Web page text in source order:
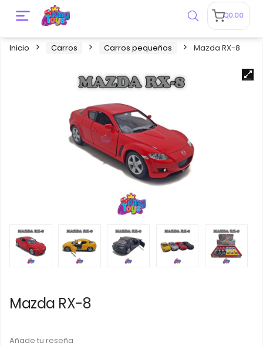
Q0.00
Inicio Carros Carros pequeños Mazda RX-8
Mazda RX-8
Añade tu reseña